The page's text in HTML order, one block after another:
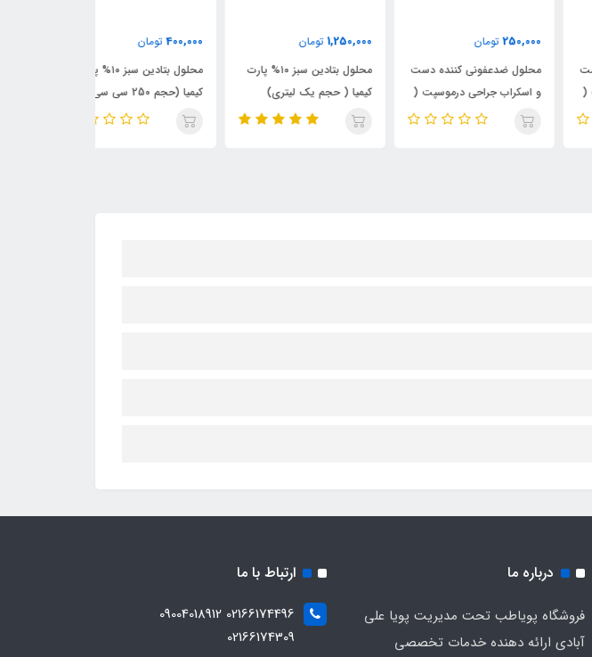
تومان
محلول ضدعفونی کننده دست
و اسکراب جراحی درموسپت (
حجم 100 سی سی)
1,250,000 تومان
محلول بتادین سبز ۱۰% پارت
کیمیا ( حجم یک لیتری)
تومان
محلول بتادین سبز ۱۰% پارت
کیمیا (حجم 250 سی سی)
درباره ما
فروشگاه پویاطب تحت مدیریت پویا علی
آبادی ارائه دهنده خدمات تخصصی
ارتباط با ما
02166174496 09004018912
02166174309